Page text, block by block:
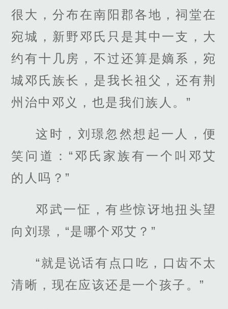
很大，分布在南阳郡各地，祠堂在
宛城，新野邓氏只是其中一支，大
约有十几房，不过还算是嫡系，宛
城邓氏族长，是我长祖父，还有荆
州治中邓义，也是我们族人。”
这时，刘璟忽然想起一人，便
笑问道：“邓氏家族有一个叫邓艾
的人吗？”
邓武一怔，有些惊讶地扭头望
向刘璟，“是哪个邓艾？”
“就是说话有点口吃，口齿不太
清晰，现在应该还是一个孩子。”